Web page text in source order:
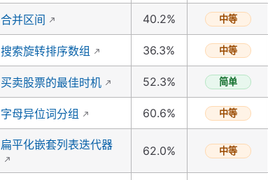
合并区间 40.2% 中等
搜索旋转排序数组 36.3% 中等
买卖股票的最佳时机 52.3% 简单
字母异位词分组 60.6% 中等
扁平化嵌套列表迭代器 62.0% 中等